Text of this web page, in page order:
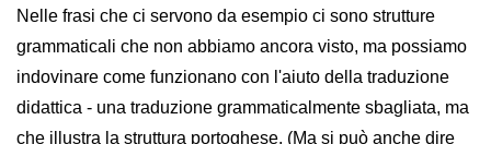
Nelle frasi che ci servono da esempio ci sono strutture
grammaticali che non abbiamo ancora visto, ma possiamo
indovinare come funzionano con l'aiuto della traduzione
didattica - una traduzione grammaticalmente sbagliata, ma
che illustra la struttura portoghese. (Ma si può anche dire